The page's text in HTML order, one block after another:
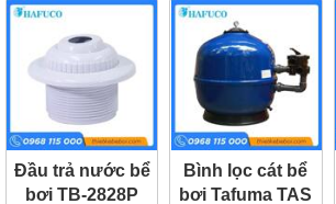
Đầu trả nước bể
bơi TB-2828P
Bình lọc cát bể
bơi Tafuma TAS